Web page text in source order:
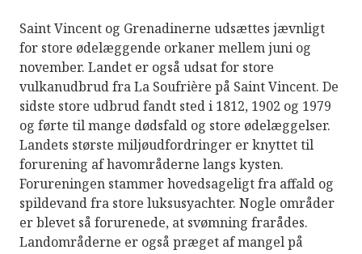
Saint Vincent og Grenadinerne udsættes jævnligt
for store ødelæggende orkaner mellem juni og
november. Landet er også udsat for store
vulkanudbrud fra La Soufrière på Saint Vincent. De
sidste store udbrud fandt sted i 1812, 1902 og 1979
og førte til mange dødsfald og store ødelæggelser.
Landets største miljøudfordringer er knyttet til
forurening af havområderne langs kysten.
Forureningen stammer hovedsageligt fra affald og
spildevand fra store luksusyachter. Nogle områder
er blevet så forurenede, at svømning frarådes.
Landområderne er også præget af mangel på